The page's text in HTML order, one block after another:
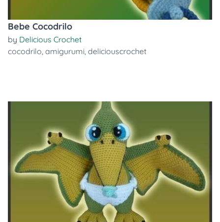
Bebe Cocodrilo
by Delicious Crochet
cocodrilo, amigurumi, deliciouscrochet